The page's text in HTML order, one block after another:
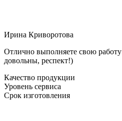
Ирина Криворотова
Отлично выполняете свою
довольны, респект!)
Качество продукции
Уровень сервиса
Срок изготовления